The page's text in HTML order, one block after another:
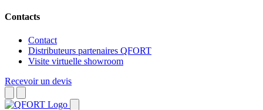
Contacts
Contact
Distributeurs partenaires QFORT
Visite virtuelle showroom
Recevoir un devis